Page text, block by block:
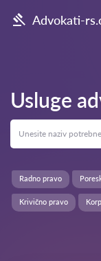
Advokati-
Usluge
Radno pravo
Krivično pravo